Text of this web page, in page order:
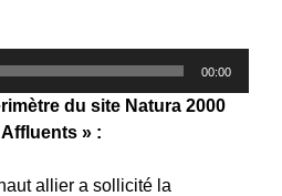
00:00
du site Natura 2000
» :
allier a sollicité la